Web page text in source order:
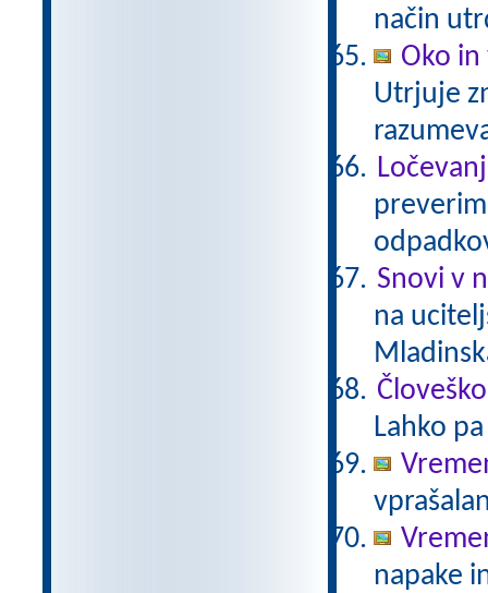
način
Oko in
Utrjuje
Snovi v
na
Lahko
napake